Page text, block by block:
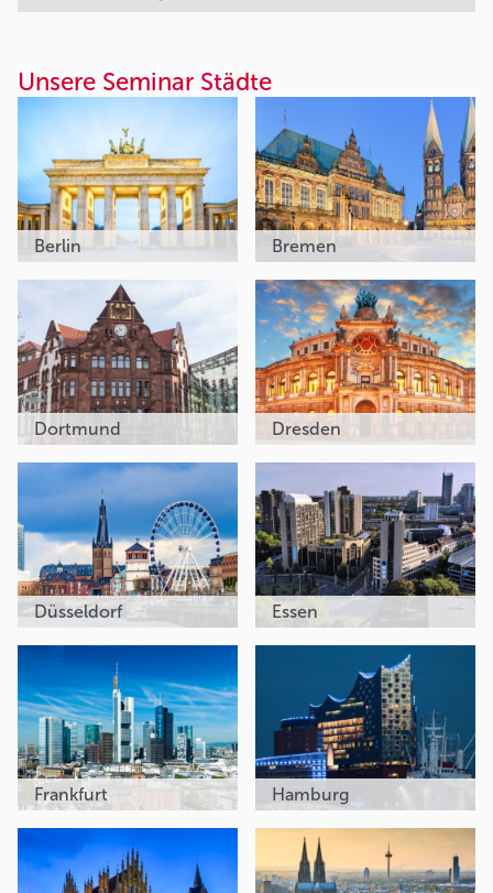
Unsere Seminar Städte
Berlin Bremen
Dortmund Dresden
Düsseldorf Essen
Frankfurt Hamburg